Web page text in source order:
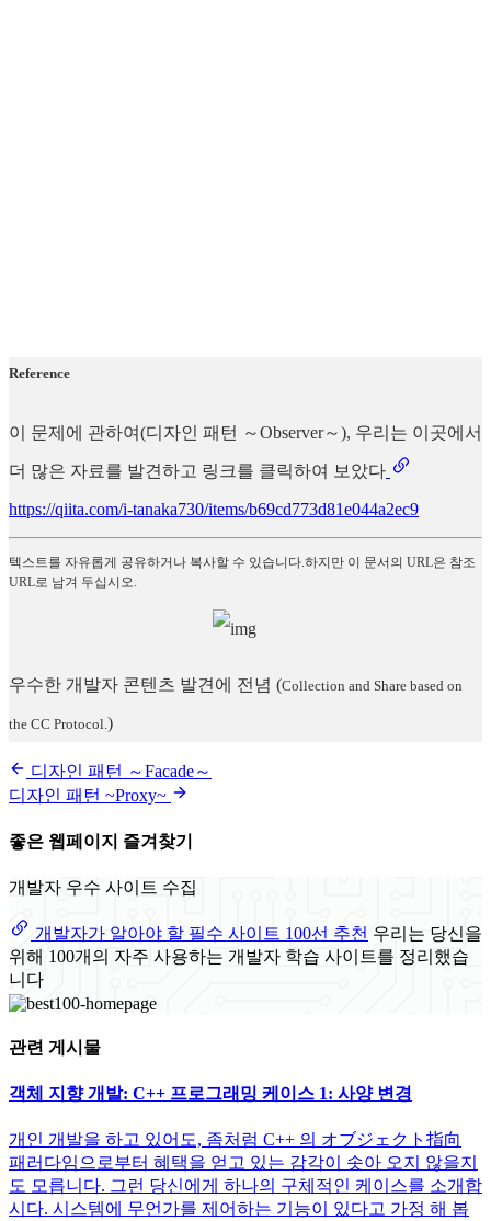
Reference
이 문제에 관하여(디자인 패턴 ～Observer～), 우리는 이곳에서
더 많은 자료를 발견하고 링크를 클릭하여 보았다
https://qiita.com/i-tanaka730/items/b69cd773d81e044a2ec9
텍스트를 자유롭게 공유하거나 복사할 수 있습니다.하지만 이 문서의 URL은 참조
URL로 남겨 두십시오.
우수한 개발자 콘텐츠 발견에 전념 (Collection and Share based on
the CC Protocol. )
디자인 패턴 ～Facade～
디자인 패턴 ~Proxy~
좋은 웹페이지 즐겨찾기
개발자 우수 사이트 수집
개발자가 알아야 할 필수 사이트 100선 추천 우리는 당신을
위해 100개의 자주 사용하는 개발자 학습 사이트를 정리했습
니다
관련 게시물
객체 지향 개발: C++ 프로그래밍 케이스 1: 사양 변경
개인 개발을 하고 있어도, 좀처럼 C++ 의 オブジェクト指向
패러다임으로부터 혜택을 얻고 있는 감각이 솟아 오지 않을지
도 모릅니다. 그런 당신에게 하나의 구체적인 케이스를 소개합
시다. 시스템에 무언가를 제어하는 기능이 있다고 가정 해 봅